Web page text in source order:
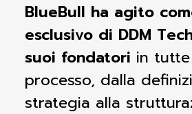
BlueBull ha agito
esclusivo di DDM
suoi fondatori in
processo, dalla
strategia alla